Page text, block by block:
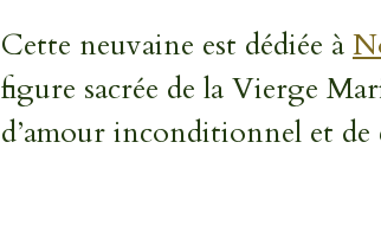
Cette neuvaine est dédiée à
figure sacrée de la Vierge
d’amour inconditionnel et